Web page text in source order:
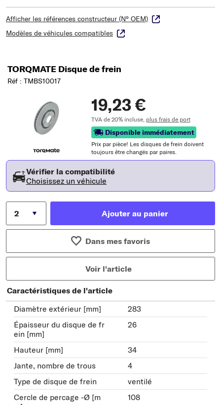
Afficher les références constructeur (N° OEM)
Modèles de véhicules compatibles
TORQMATE Disque de frein
Réf : TMBS10017
19,23 €
TVA de 20% incluse, plus frais de port
Disponible immédiatement
Prix ​​par pièce! Les disques de frein doivent
toujours être changés par paires.
Vérifier la compatibilité
Choisissez un véhicule
Ajouter au panier
Dans mes favoris
Voir l'article
Caractéristiques de l'article
Diamètre extérieur [mm]
283
Épaisseur du disque de fr
ein [mm]
26
Hauteur [mm]
34
Jante, nombre de trous
4
Type de disque de frein
ventilé
Cercle de percage -Ø [m
108